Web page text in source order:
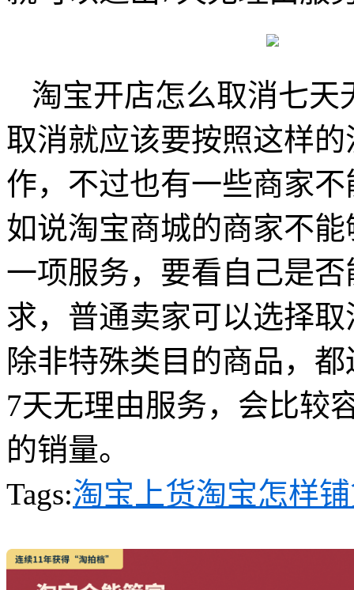
淘宝开店怎么取消七天
取消就应该要按照这样
作，不过也有一些商家
如说淘宝商城的商家不
一项服务，要看自己是
求，普通卖家可以选择
除非特殊类目的商品，
7天无理由服务，会比较
的销量。
Tags:淘宝上货淘宝怎样